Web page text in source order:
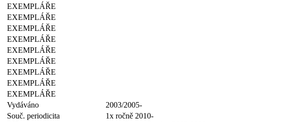
EXEMPLÁŘE
EXEMPLÁŘE
EXEMPLÁŘE
EXEMPLÁŘE
EXEMPLÁŘE
EXEMPLÁŘE
EXEMPLÁŘE
EXEMPLÁŘE
EXEMPLÁŘE
Vydáváno
2003/2005-
Souč. periodicita
1x ročně 2010-